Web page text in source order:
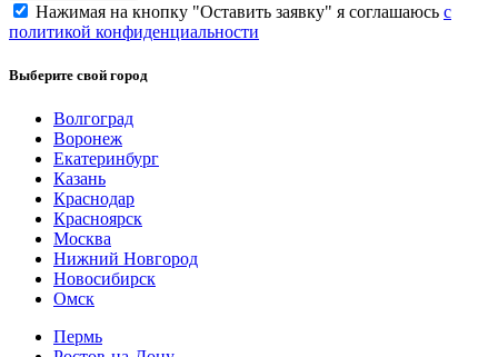
Нажимая на кнопку "Оставить заявку" я соглашаюсь с
политикой конфиденциальности
Выберите свой город
Волгоград
Воронеж
Екатеринбург
Казань
Краснодар
Красноярск
Москва
Нижний Новгород
Новосибирск
Омск
Пермь